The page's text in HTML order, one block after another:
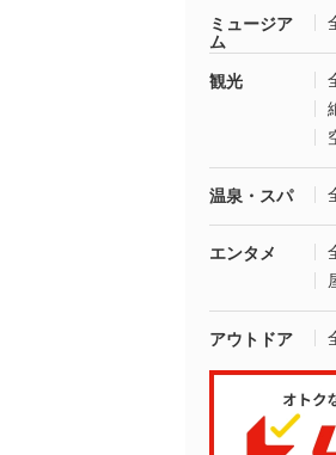
ミュージア
ム
観光
温泉・スパ
エンタメ
アウトドア